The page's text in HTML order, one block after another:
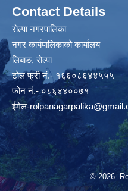
Contact Details
रोल्पा नगरपालिका
नगर कार्यपालिकाको कार्यालय
लिबाङ, रोल्पा
टोल फ्री नं.- १६६०८६४४५५५
फोन नं.- ०८६४४००७१
ईमेल-
© 2026